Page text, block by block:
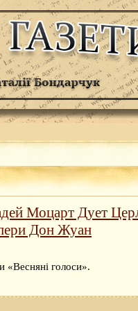
Моцарт Дует
Дон Жуан
«Весняні голоси».